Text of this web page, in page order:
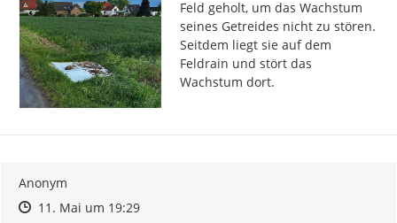
Feld geholt, um das Wachstum
seines Getreides nicht zu stören.
Seitdem liegt sie auf dem
Feldrain und stört das
Wachstum dort.
Anonym
Zeitpunkt des Erstellens
Zeitpunkt des Erstellens
11. Mai um 19:29Zur Äußerung